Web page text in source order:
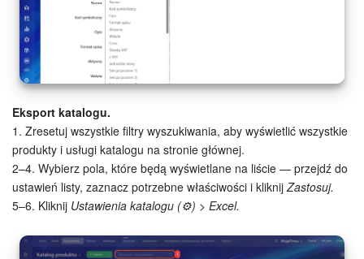
Eksport katalogu.
1. Zresetuj wszystkie filtry wyszukiwania, aby wyświetlić wszystkie
produkty i usługi katalogu na stronie głównej.
2–4. Wybierz pola, które będą wyświetlane na liście — przejdź do
ustawień listy, zaznacz potrzebne właściwości i kliknij Zastosuj.
5–6. Kliknij Ustawienia katalogu (⚙️) > Excel.